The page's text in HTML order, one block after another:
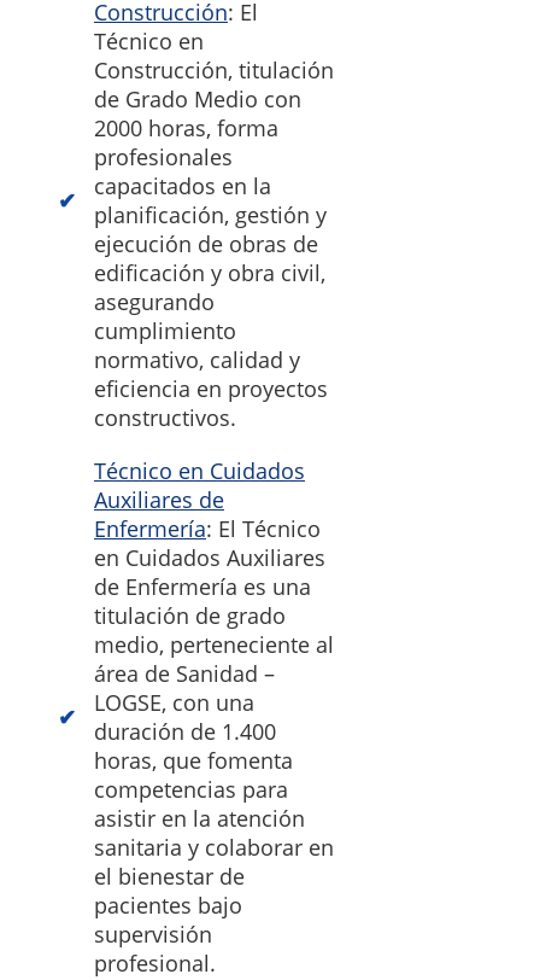
Construcción: El
Técnico en
Construcción, titulación
de Grado Medio con
2000 horas, forma
profesionales
capacitados en la
planificación, gestión y
ejecución de obras de
edificación y obra civil,
asegurando
cumplimiento
normativo, calidad y
eficiencia en proyectos
constructivos.
Técnico en Cuidados
Auxiliares de
Enfermería: El Técnico
en Cuidados Auxiliares
de Enfermería es una
titulación de grado
medio, perteneciente al
área de Sanidad –
LOGSE, con una
duración de 1.400
horas, que fomenta
competencias para
asistir en la atención
sanitaria y colaborar en
el bienestar de
pacientes bajo
supervisión
profesional.